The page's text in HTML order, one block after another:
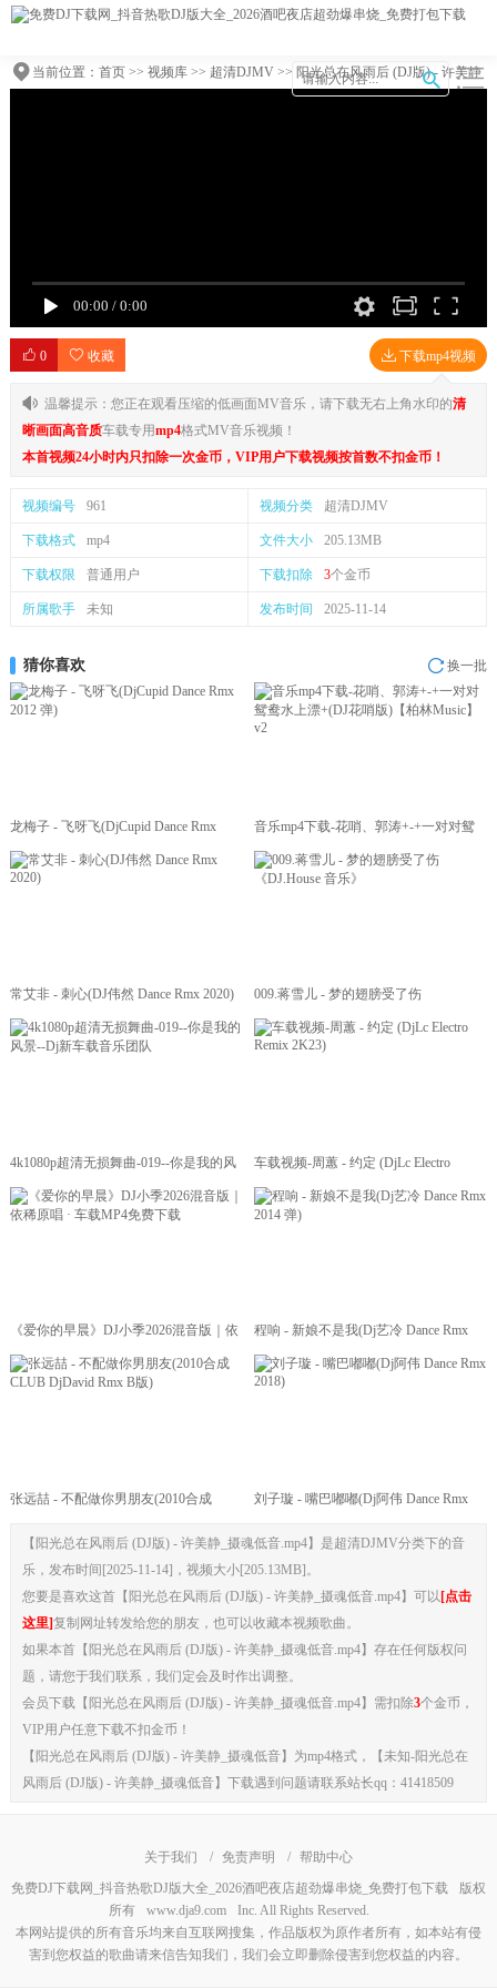
当前位置： 首页>> 视频库>> 超清DJMV>> 阳光总在风雨后 (DJ版) - 许美静
00:00 / 0:00
0 收藏 下载mp4视频
温馨提示：您正在观看压缩的低画面MV音乐，请下载无右上角水印的清
晰画面高音质车载专用mp4格式MV音乐视频！
本首视频24小时内只扣除一次金币，VIP用户下载视频按首数不扣金币！
视频编号 961 视频分类 超清DJMV
下载格式 mp4 文件大小 205.13MB
下载权限 普通用户 下载扣除 3个金币
所属歌手 未知 发布时间 2025-11-14
猜你喜欢 换一批
龙梅子 - 飞呀飞(DjCupid Dance Rmx
2012 弹)
音乐mp4下载-花哨、郭涛+-+一对对鸳
鸯水上漂+(DJ花哨版)【柏林Music】v2
常艾非 - 刺心(DJ伟然 Dance Rmx 2020)
009.蒋雪儿 - 梦的翅膀受了伤
《DJ.House 音乐》
4k1080p超清无损舞曲-019--你是我的风
景--Dj新车载音乐团队
车载视频-周蕙 - 约定 (DjLc Electro
Remix 2K23)
《爱你的早晨》DJ小季2026混音版｜依
稀原唱 · 车载MP4免费下载
程响 - 新娘不是我(Dj艺冷 Dance Rmx
2014 弹)
张远喆 - 不配做你男朋友(2010合成
刘子璇 - 嘴巴嘟嘟(Dj阿伟 Dance Rmx
【阳光总在风雨后 (DJ版) - 许美静_摄魂低音.mp4】是超清DJMV分类下的音
乐，发布时间[2025-11-14]，视频大小[205.13MB]。
您要是喜欢这首【阳光总在风雨后 (DJ版) - 许美静_摄魂低音.mp4】可以 [点击
这里]复制网址转发给您的朋友，也可以收藏本视频歌曲。
如果本首【阳光总在风雨后 (DJ版) - 许美静_摄魂低音.mp4】存在任何版权问
题，请您于我们联系，我们定会及时作出调整。
会员下载【阳光总在风雨后 (DJ版) - 许美静_摄魂低音.mp4】需扣除3个金币，
VIP用户任意下载不扣金币！
【阳光总在风雨后 (DJ版) - 许美静_摄魂低音】为mp4格式，【未知-阳光总在
风雨后 (DJ版) - 许美静_摄魂低音】下载遇到问题请联系站长qq：41418509
关于我们 / 免责声明 / 帮助中心
免费DJ下载网_抖音热歌DJ版大全_2026酒吧夜店超劲爆串烧_免费打包下载
版权
所有
www.dja9.com
Inc. All Rights Reserved.
本网站提供的所有音乐均来自互联网搜集，作品版权为原作者所有，如本站有侵
害到您权益的歌曲请来信告知我们，我们会立即删除侵害到您权益的内容。